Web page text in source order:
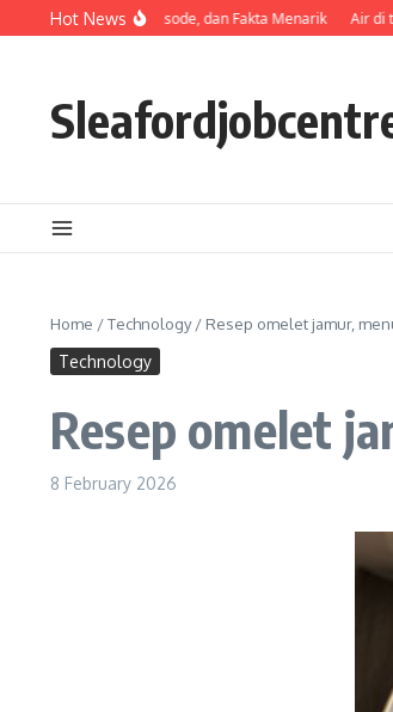
Skip to content
Hot News
Pemeran, Episode, dan Fakta Menarik Air di
Home /Technology/ Resep omelet jamur,
Technology
Resep omelet
8 February 2026